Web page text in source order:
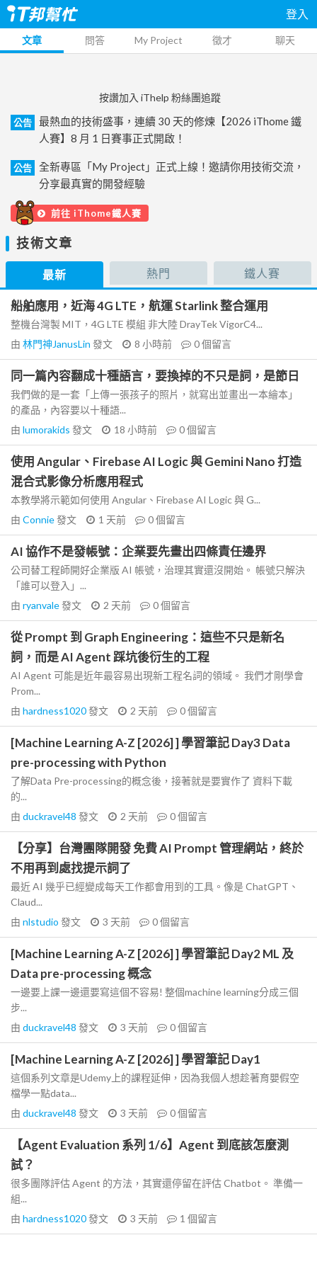
登入
文章 問答 My Project 徵才 聊天
按讚加入 iThelp 粉絲團追蹤
公告
最熱血的技術盛事，連續 30 天的修煉【2026 iThome 鐵
人賽】8 月 1 日賽事正式開啟！
公告
全新專區「My Project」正式上線！邀請你用技術交流，
分享最真實的開發經驗
前往 iThome鐵人賽
技術文章
最新 熱門 鐵人賽
船舶應用，近海 4G LTE，航運 Starlink 整合運用
整機台灣製 MIT，4G LTE 模組 非大陸 DrayTek VigorC4...
由 林門神JanusLin 發文 8 小時前 0個留言
同一篇內容翻成十種語言，要換掉的不只是詞，是節日
我們做的是一套「上傳一張孩子的照片，就寫出並畫出一本繪本」
的產品，內容要以十種語...
由 lumorakids 發文 18 小時前 0個留言
使用 Angular、Firebase AI Logic 與 Gemini Nano 打造
混合式影像分析應用程式
本教學將示範如何使用 Angular、Firebase AI Logic 與 G...
由 Connie發文 1 天前 0個留言
AI 協作不是發帳號：企業要先畫出四條責任邊界
公司替工程師開好企業版 AI 帳號，治理其實還沒開始。 帳號只解決
「誰可以登入」...
由 ryanvale發文 2 天前 0個留言
從 Prompt 到 Graph Engineering：這些不只是新名
詞，而是 AI Agent 踩坑後衍生的工程
AI Agent 可能是近年最容易出現新工程名詞的領域。 我們才剛學會
Prom...
由 hardness1020發文 2 天前 0個留言
[Machine Learning A-Z [2026] ] 學習筆記 Day3 Data
pre-processing with Python
了解Data Pre-processing的概念後，接著就是要實作了 資料下載
的...
由 duckravel48 發文 2 天前 0個留言
【分享】台灣團隊開發 免費 AI Prompt 管理網站，終於
不用再到處找提示詞了
最近 AI 幾乎已經變成每天工作都會用到的工具。像是 ChatGPT、
Claud...
由 nlstudio 發文 3 天前 0個留言
[Machine Learning A-Z [2026] ] 學習筆記 Day2 ML 及
Data pre-processing 概念
一邊要上課一邊還要寫這個不容易! 整個machine learning分成三個
步...
由 duckravel48 發文 3 天前 0個留言
[Machine Learning A-Z [2026] ] 學習筆記 Day1
這個系列文章是Udemy上的課程延伸，因為我個人想趁著育嬰假空
檔學一點data...
由 duckravel48 發文 3 天前 0個留言
【Agent Evaluation 系列 1/6】Agent 到底該怎麼測
試？
很多團隊評估 Agent 的方法，其實還停留在評估 Chatbot。 準備一
組...
由 hardness1020發文 3 天前 1 個留言